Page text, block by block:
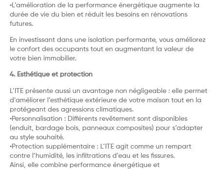
•L’amélioration de la performance énergétique augmente la
durée de vie du bien et réduit les besoins en rénovations
futures.
En investissant dans une isolation performante, vous améliorez
le confort des occupants tout en augmentant la valeur de
votre bien immobilier.
4. Esthétique et protection
L’ITE présente aussi un avantage non négligeable : elle permet
d’améliorer l’esthétique extérieure de votre maison tout en la
protégeant des agressions climatiques.
•Personnalisation : Différents revêtement sont disponibles
(enduit, bardage bois, panneaux composites) pour s’adapter
au style souhaité.
•Protection supplémentaire : L’ITE agit comme un rempart
contre l’humidité, les infiltrations d’eau et les fissures.
Ainsi, elle combine performance énergétique et